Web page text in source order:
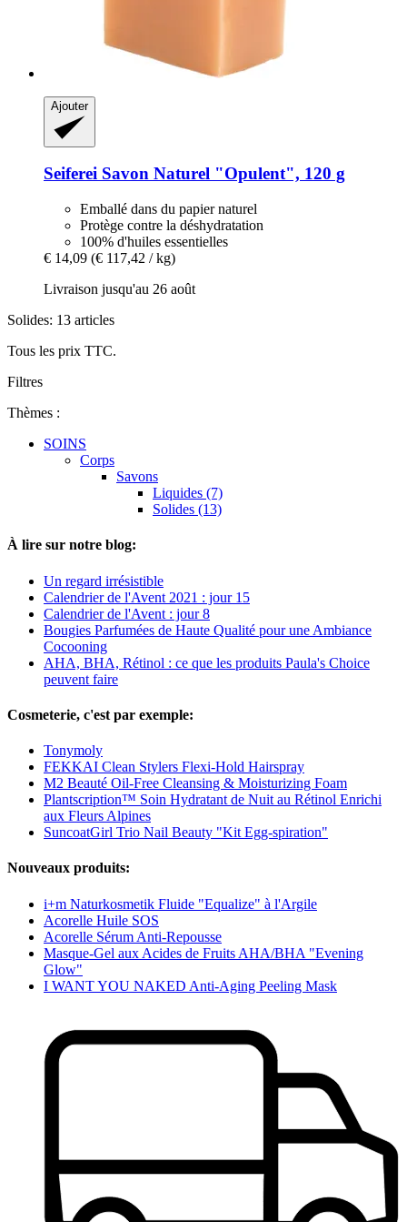
Ajouter
Seiferei Savon Naturel "Opulent", 120 g
Emballé dans du papier naturel
Protège contre la déshydratation
100% d'huiles essentielles
€ 14,09 (€ 117,42 / kg)
Livraison jusqu'au 26 août
Solides: 13 articles
Tous les prix TTC.
Filtres
Thèmes :
SOINS
Corps
Savons
Liquides (7)
Solides (13)
À lire sur notre blog:
Un regard irrésistible
Calendrier de l'Avent 2021 : jour 15
Calendrier de l'Avent : jour 8
Bougies Parfumées de Haute Qualité pour une Ambiance
Cocooning
AHA, BHA, Rétinol : ce que les produits Paula's Choice
peuvent faire
Cosmeterie, c'est par exemple:
Tonymoly
FEKKAI Clean Stylers Flexi-Hold Hairspray
M2 Beauté Oil-Free Cleansing & Moisturizing Foam
Plantscription™ Soin Hydratant de Nuit au Rétinol Enrichi
aux Fleurs Alpines
SuncoatGirl Trio Nail Beauty "Kit Egg-spiration"
Nouveaux produits:
i+m Naturkosmetik Fluide "Equalize" à l'Argile
Acorelle Huile SOS
Acorelle Sérum Anti-Repousse
Masque-Gel aux Acides de Fruits AHA/BHA "Evening
Glow"
I WANT YOU NAKED Anti-Aging Peeling Mask